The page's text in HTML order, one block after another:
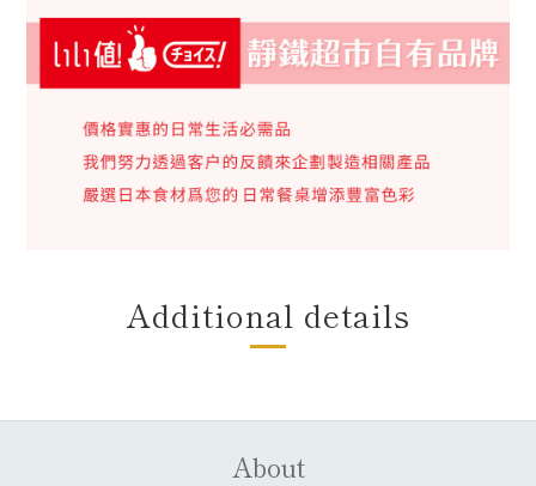
Additional details
About